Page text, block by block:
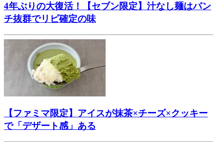
4年ぶりの大復活！【セブン限定】汁なし麺はパン
チ抜群でリピ確定の味
【ファミマ限定】アイスが抹茶×チーズ×クッキー
で「デザート感」ある